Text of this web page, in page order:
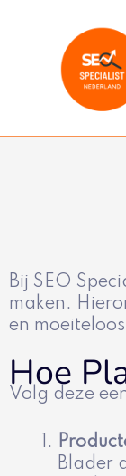
Bij SEO
maken.
en
Hoe
Volg deze
Blader